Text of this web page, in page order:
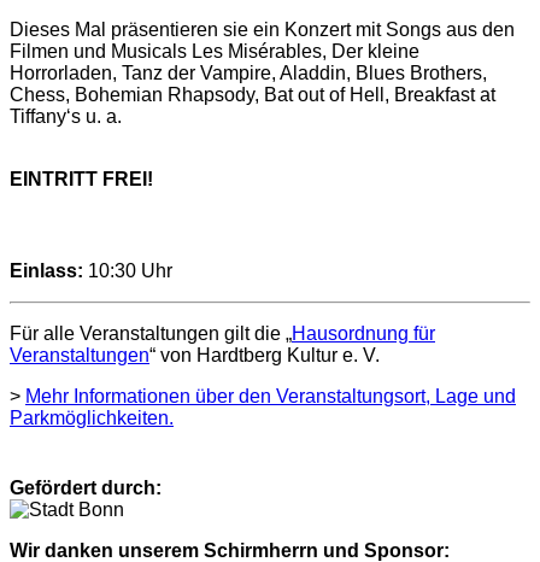
Dieses Mal präsentieren sie ein Konzert mit Songs aus den
Filmen und Musicals Les Misérables, Der kleine
Horrorladen, Tanz der Vampire, Aladdin, Blues Brothers,
Chess, Bohemian Rhapsody, Bat out of Hell, Breakfast at
Tiffany‘s u. a.
EINTRITT FREI!
Einlass: 10:30 Uhr
Für alle Veranstaltungen gilt die „Hausordnung für
Veranstaltungen“ von Hardtberg Kultur e. V.
> Mehr Informationen über den Veranstaltungsort, Lage und
Parkmöglichkeiten.
Gefördert durch:
Wir danken unserem Schirmherrn und Sponsor: